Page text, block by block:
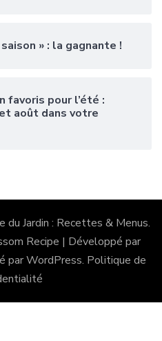
» : la gagnante !
favoris pour l’été :
août dans votre
du Jardin : Recettes & Menus.
Recipe | Développé par
parWordPress. Politique de